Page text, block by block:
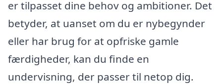
er tilpasset dine behov og ambitioner. Det
betyder, at uanset om du er nybegynder
eller har brug for at opfriske gamle
færdigheder, kan du finde en
undervisning, der passer til netop dig.